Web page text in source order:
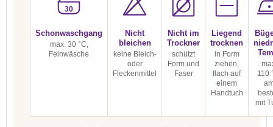
30
Schonwaschgang
max. 30 °C,
Feinwäsche
Nicht
bleichen
keine Bleich-
oder
Fleckenmittel
Nicht im
Trockner
schützt
Form und
Faser
Liegend
trocknen
in Form
ziehen,
flach auf
einem
Handtuch
110
mit